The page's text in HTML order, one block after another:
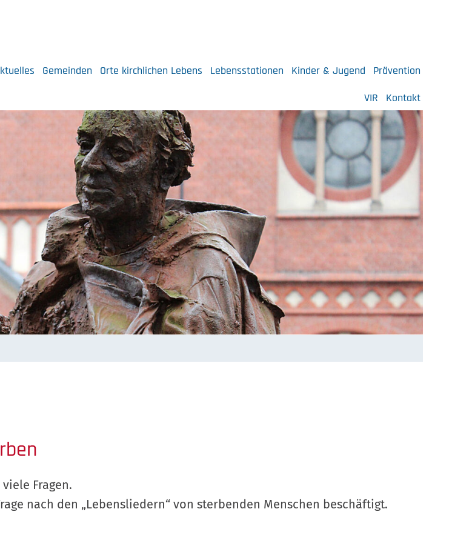
Gemeinden Orte kirchlichen Lebens Lebensstationen Kinder & Jugend
Prävention
VIR
Kontakt
Fragen.
nach den „Lebensliedern“ von sterbenden Menschen beschäftigt.